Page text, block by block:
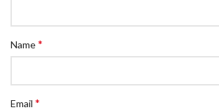
Name*
Email *